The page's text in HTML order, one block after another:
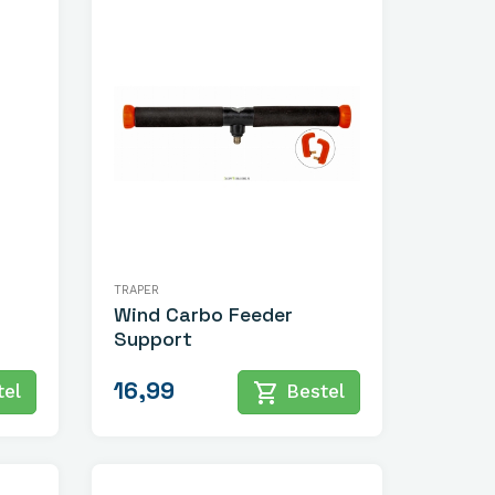
TRAPER
Wind Carbo Feeder
Support
16,99 shopping_cart Bestel